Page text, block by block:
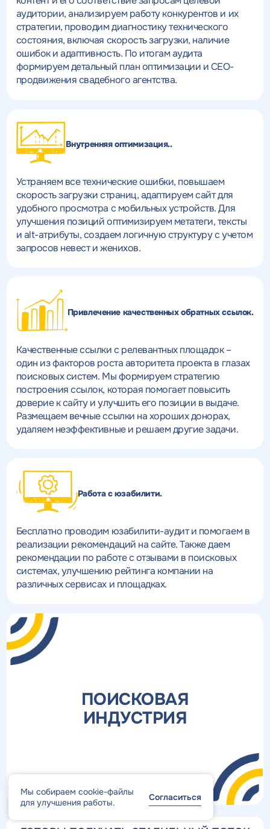
аудитории, анализируем работу конкурентов и их
стратегии, проводим диагностику технического
состояния, включая скорость загрузки, наличие
ошибок и адаптивность. По итогам аудита
формируем детальный план оптимизации и СЕО-
продвижения свадебного агентства.
Внутренняя оптимизация..
Устраняем все технические ошибки, повышаем
скорость загрузки страниц, адаптируем сайт для
удобного просмотра с мобильных устройств. Для
улучшения позиций оптимизируем метатеги, тексты
и alt-атрибуты, создаем логичную структуру с учетом
запросов невест и женихов.
Привлечение качественных обратных ссылок.
Качественные ссылки с релевантных площадок –
один из факторов роста авторитета проекта в глазах
поисковых систем. Мы формируем стратегию
построения ссылок, которая помогает повысить
доверие к сайту и улучшить его позиции в выдаче.
Размещаем вечные ссылки на хороших донорах,
удаляем неэффективные и решаем другие задачи.
Работа с юзабилити.
Бесплатно проводим юзабилити-аудит и помогаем в
реализации рекомендаций на сайте. Также даем
рекомендации по работе с отзывами в поисковых
системах, улучшению рейтинга компании на
различных сервисах и площадках.
ПОИСКОВАЯ
ИНДУСТРИЯ
Мы собираем cookie-файлы
для улучшения работы.
Согласиться